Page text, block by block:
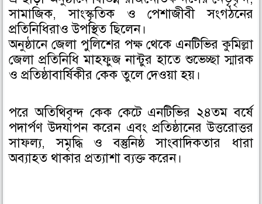
সামাজিক, সাংস্কৃতিক ও পেশাজীবী সংগঠনের
প্রতিনিধিরাও উপস্থিত ছিলেন।
অনুষ্ঠানে জেলা পুলিশের পক্ষ থেকে এনটিভির কুমিল্লা
জেলা প্রতিনিধি মাহফুজ নান্টুর হাতে শুভেচ্ছা স্মারক
ও প্রতিষ্ঠাবার্ষিকীর কেক তুলে দেওয়া হয়।
পরে অতিথিবৃন্দ কেক কেটে এনটিভির ২৪তম বর্ষে
পদার্পণ উদযাপন করেন এবং প্রতিষ্ঠানের উত্তরোত্তর
সাফল্য, সমৃদ্ধি ও বস্তুনিষ্ঠ সাংবাদিকতার ধারা
অব্যাহত থাকার প্রত্যাশা ব্যক্ত করেন।